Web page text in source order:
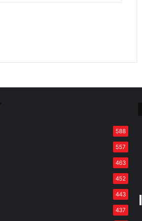
588
557
463
452
443
437